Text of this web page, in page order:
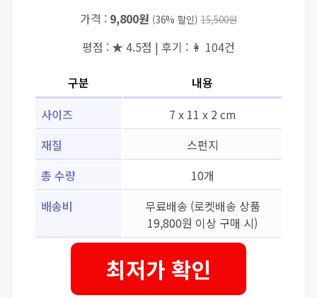
가격 : 9,800원 (36% 할인) 15,500원
평점 : ★ 4.5점 | 후기 : 👩 104건
구분
내용
사이즈
7 x 11 x 2 cm
재질
스펀지
총 수량
10개
배송비
무료배송 (로켓배송 상품
19,800원 이상 구매 시)
최저가 확인